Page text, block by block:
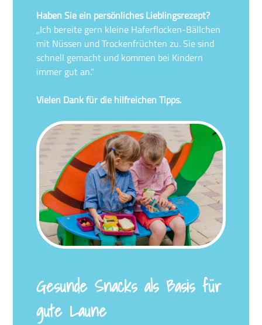
Haben Sie ein persönliches Lieblingsrezept?
„Ich bereite gern kleine Haferflocken-Bällchen
mit Nüssen und Trockenfrüchten zu. Sie sind
schnell gemacht und kommen bei Kindern
immer gut an.“
Vielen Dank für die hilfreichen Tipps.
Gesunde Snacks als Basis für
gute Laune